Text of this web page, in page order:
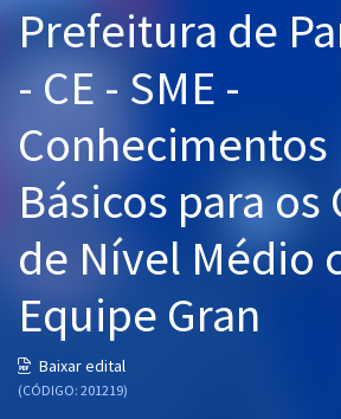
Cursos 20% OFF
Pós
Graduação
OAB
Mentorias
Questões grátis
Blog
Prefeitura de
- CE - SME -
Conhecimentos
Básicos para os
de Nível Médio
Equipe Gran
Baixar edital
(CÓDIGO: 201219)